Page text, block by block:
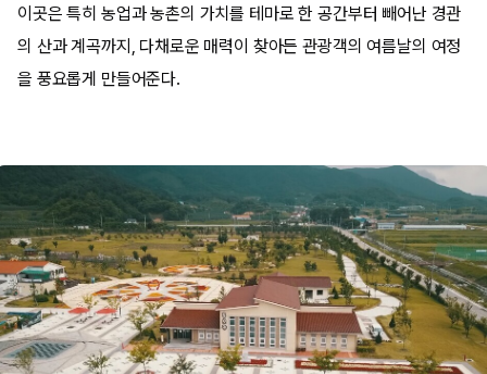
이곳은 특히 농업과 농촌의 가치를 테마로 한 공간부터 빼어난 경관
의 산과 계곡까지, 다채로운 매력이 찾아든 관광객의 여름날의 여정
을 풍요롭게 만들어준다.